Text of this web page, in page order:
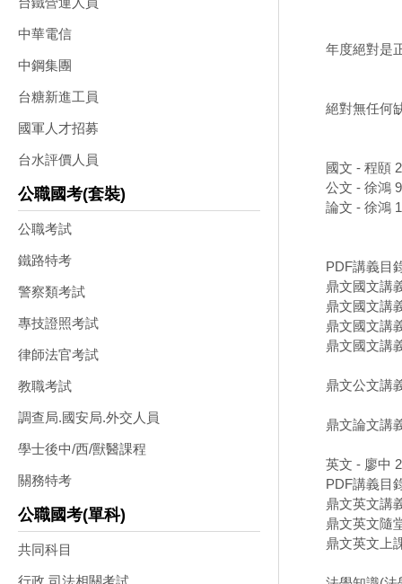
中華電信
中鋼集團
台糖新進工員
國軍人才招募
台水評價人員
公職國考(套裝)
公職考試
鐵路特考
警察類考試
專技證照考試
律師法官考試
教職考試
調查局.國安局.外交人員
學士後中/西/獸醫課程
關務特考
公職國考(單科)
共同科目
行政.司法相關考試
年度絕對是
絕對無任何
國文 - 程頤
公文 - 徐鴻
論文 - 徐鴻
PDF講義目
鼎文國文講
鼎文國文講
鼎文國文講
鼎文國文講
鼎文公文講
鼎文論文講
英文 - 廖中
PDF講義目
鼎文英文講
鼎文英文隨
鼎文英文上